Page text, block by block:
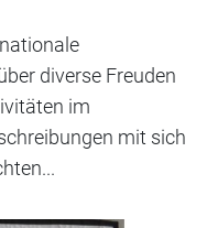
diverse Freuden
im
mit sich